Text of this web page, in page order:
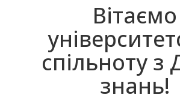
Вітаємо
спільноту з
знань!